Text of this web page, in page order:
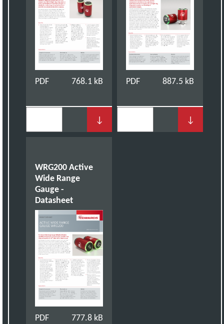
PDF 768.1 kB
↓
PDF 887.5 kB
↓
WRG200 Active
Wide Range
Gauge -
Datasheet
PDF 777.8 kB